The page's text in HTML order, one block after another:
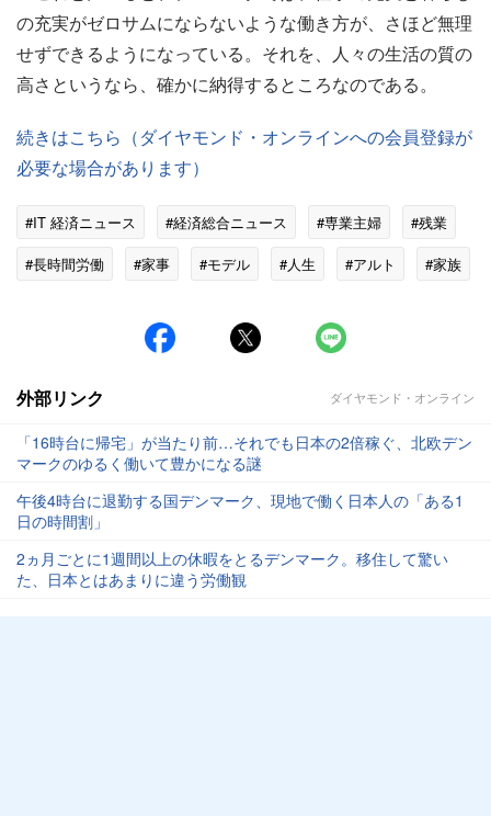
の充実がゼロサムにならないような働き方が、さほど無理
せずできるようになっている。それを、人々の生活の質の
高さというなら、確かに納得するところなのである。
続きはこちら（ダイヤモンド・オンラインへの会員登録が
必要な場合があります）
#IT 経済ニュース #経済総合ニュース #専業主婦
#残業
#長時間労働
#家事 #モデル #人生 #アルト #家族
外部リンク ダイヤモンド・オンライン
「16時台に帰宅」が当たり前…それでも日本の2倍稼ぐ、北欧デン
マークのゆるく働いて豊かになる謎
午後4時台に退勤する国デンマーク、現地で働く日本人の「ある1
日の時間割」
2ヵ月ごとに1週間以上の休暇をとるデンマーク。移住して驚い
た、日本とはあまりに違う労働観